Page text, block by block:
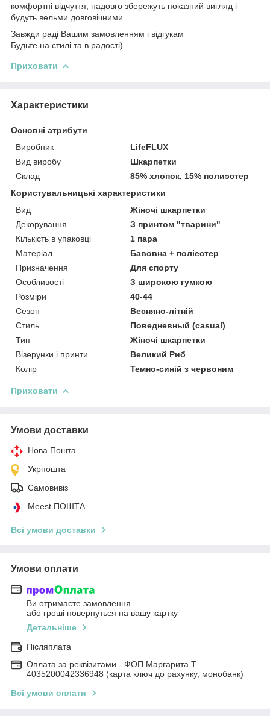
комфортні відчуття, надовго збережуть показний вигляд і
будуть вельми довговічними.
Завжди раді Вашим замовленням і відгукам
Будьте на стилі та в радості)
Приховати
Характеристики
Основні атрибути
Виробник
LifeFLUX
Вид виробу
Шкарпетки
Склад
85% хлопок, 15% полиэстер
Користувальницькі характеристики
Вид
Жіночі шкарпетки
Декорування
З принтом "тварини"
Кількість в упаковці
1 пара
Матеріал
Бавовна + поліестер
Призначення
Для спорту
Особливості
З широкою гумкою
Розміри
40-44
Сезон
Весняно-літній
Стиль
Поведневный (casual)
Тип
Жіночі шкарпетки
Візерунки і принти
Великий Риб
Колір
Темно-синій з червоним
Приховати
Умови доставки
Нова Пошта
Укрпошта
Самовивіз
Meest ПОШТА
Всі умови доставки
Умови оплати
Ви отримаєте замовлення
або гроші повернуться на вашу картку
Детальніше
Післяплата
Оплата за реквізитами - ФОП Маргарита Т.
4035200042336948 (карта ключ до рахунку, монобанк)
Всі умови оплати